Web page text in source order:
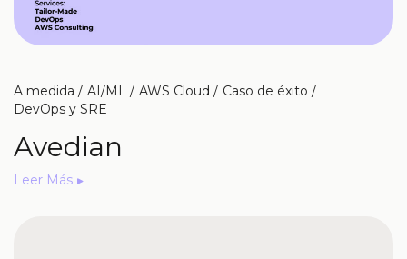
A medida AI/ML AWS Cloud
Caso de éxito
DevOps y SRE
Avedian
Leer Más